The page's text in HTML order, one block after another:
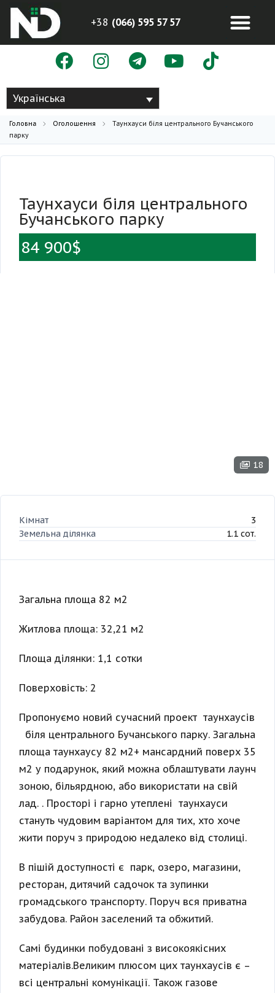
+38 (066) 595 57 57
Українська
Головна Оголошення
Таунхауси біля центрального Бучанського
парку
Таунхауси біля центрального
Бучанського парку
84 900$
18
Кімнат
3
Земельна ділянка
1.1 сот.
Загальна площа 82 м2
Житлова площа: 32,21 м2
Площа ділянки: 1,1 сотки
Поверховість: 2
Пропонуємо новий сучасний проект таунхаусів
біля центрального Бучанського парку. Загальна
площа таунхаусу 82 м2+ мансардний поверх 35
м2 у подарунок, який можна облаштувати лаунч
зоною, більярдною, або використати на свій
лад. . Просторі і гарно утеплені таунхауси
стануть чудовим варіантом для тих, хто хоче
жити поруч з природою недалеко від столиці.
В пішій доступності є парк, озеро, магазини,
ресторан, дитячий садочок та зупинки
громадського транспорту. Поруч вся приватна
забудова. Район заселений та обжитий.
Самі будинки побудовані з високоякісних
матеріалів.Великим плюсом цих таунхаусів є –
всі центральні комунікації. Також газове